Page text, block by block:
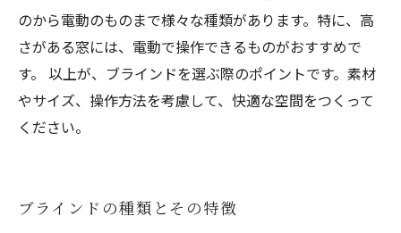
のから電動のものまで様々な種類があります。特に、高
さがある窓には、電動で操作できるものがおすすめで
す。 以上が、ブラインドを選ぶ際のポイントです。素材
やサイズ、操作方法を考慮して、快適な空間をつくって
ください。
ブラインドの種類とその特徴